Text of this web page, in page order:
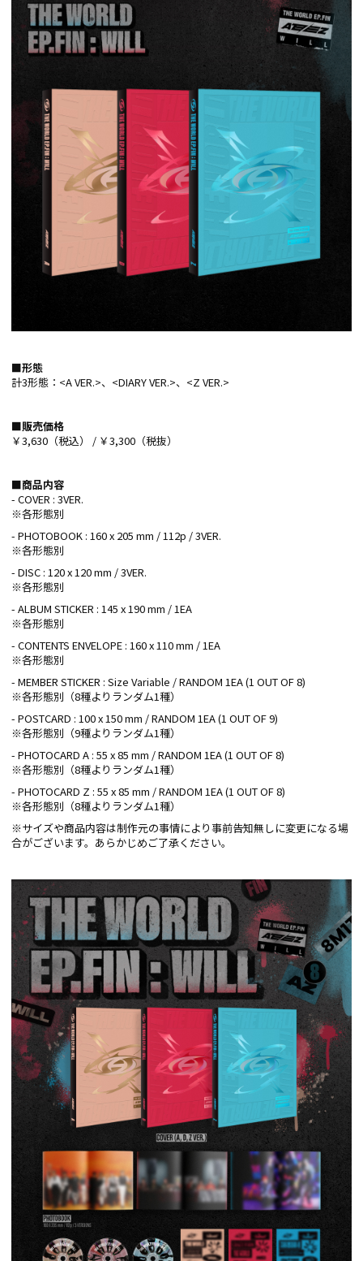
■形態
計3形態：<A VER.>、<DIARY VER.>、<Z VER.>
■販売価格
￥3,630（税込） / ￥3,300（税抜）
■商品内容
- COVER : 3VER.
※各形態別
- PHOTOBOOK : 160 x 205 mm / 112p / 3VER.
※各形態別
- DISC : 120 x 120 mm / 3VER.
※各形態別
- ALBUM STICKER : 145 x 190 mm / 1EA
※各形態別
- CONTENTS ENVELOPE : 160 x 110 mm / 1EA
※各形態別
- MEMBER STICKER : Size Variable / RANDOM 1EA (1 OUT OF 8)
※各形態別（8種よりランダム1種）
- POSTCARD : 100 x 150 mm / RANDOM 1EA (1 OUT OF 9)
※各形態別（9種よりランダム1種）
- PHOTOCARD A : 55 x 85 mm / RANDOM 1EA (1 OUT OF 8)
※各形態別（8種よりランダム1種）
- PHOTOCARD Z : 55 x 85 mm / RANDOM 1EA (1 OUT OF 8)
※各形態別（8種よりランダム1種）
※サイズや商品内容は制作元の事情により事前告知無しに変更になる場
合がございます。あらかじめご了承ください。